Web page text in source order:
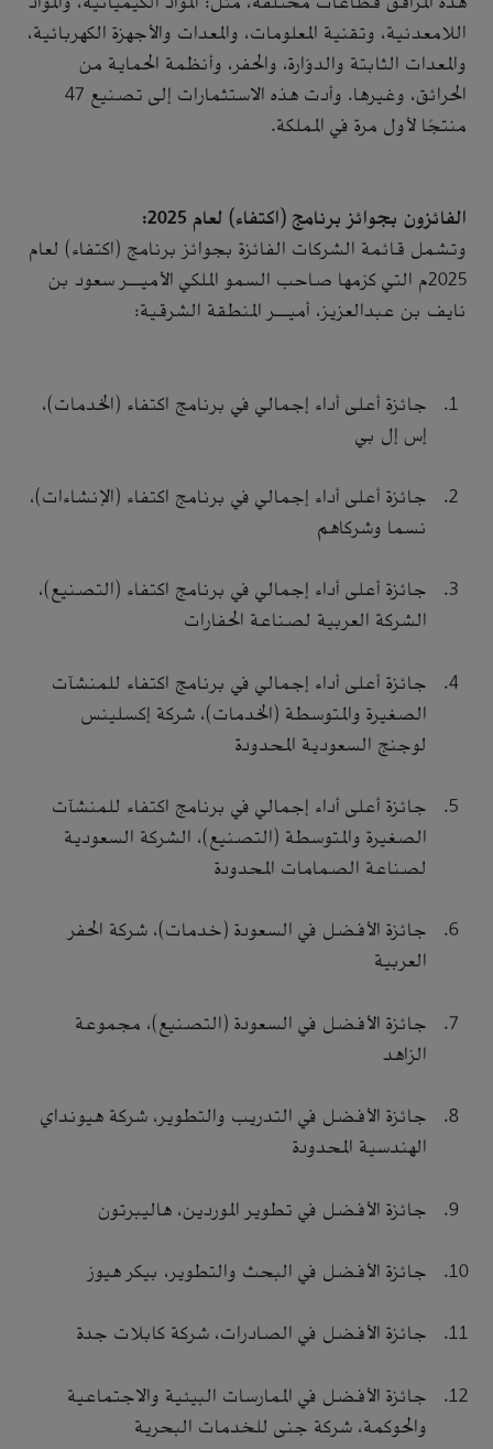
اللامعدنية، وتقنية المعلومات، والمعدات والأجهزة الكهربائية،
والمعدات الثابتة والدوّارة، والحفر، وأنظمة الحماية من
الحرائق، وغيرها. وأدت هذه الاستثمارات إلى تصنيع 47
منتجًا لأول مرة في المملكة.
الفائزون بجوائز برنامج (اكتفاء) لعام 2025:
وتشمل قائمة الشركات الفائزة بجوائز برنامج (اكتفاء) لعام
2025م التي كرّمها صاحب السمو الملكي الأميـر سعود بن
نايف بن عبدالعزيز، أميـر المنطقة الشرقية:
جائزة أعلى أداء إجمالي في برنامج اكتفاء (الخدمات)،
إس إل بي
جائزة أعلى أداء إجمالي في برنامج اكتفاء (الإنشاءات)،
نسما وشركاهم
جائزة أعلى أداء إجمالي في برنامج اكتفاء (التصنيع)،
الشركة العربية لصناعة الحفارات
جائزة أعلى أداء إجمالي في برنامج اكتفاء للمنشآت
الصغيرة والمتوسطة (الخدمات)، شركة إكسلينس
لوجنج السعودية المحدودة
جائزة أعلى أداء إجمالي في برنامج اكتفاء للمنشآت
الصغيرة والمتوسطة (التصنيع)، الشركة السعودية
لصناعة الصمامات المحدودة
جائزة الأفضل في السعودة (خدمات)، شركة الحفر
العربية
جائزة الأفضل في السعودة (التصنيع)، مجموعة
الزاهد
جائزة الأفضل في التدريب والتطوير، شركة هيونداي
الهندسية المحدودة
جائزة الأفضل في تطوير الموردين، هاليبرتون
جائزة الأفضل في البحث والتطوير، بيكر هيوز
جائزة الأفضل في الصادرات، شركة كابلات جدة
جائزة الأفضل في الممارسات البيئية والاجتماعية
والحوكمة، شركة جنى للخدمات البحرية